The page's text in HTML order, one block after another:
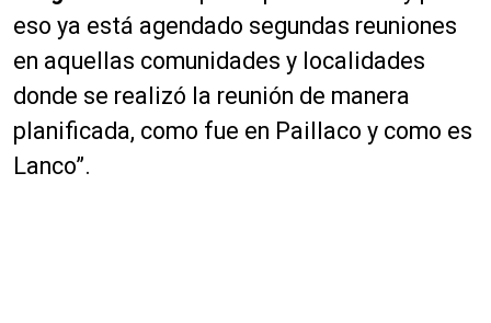
u
c
o
r
d
eso ya está agendado segundas reuniones
en aquellas comunidades y localidades
donde se realizó la reunión de manera
planificada, como fue en Paillaco y como es
Lanco”.